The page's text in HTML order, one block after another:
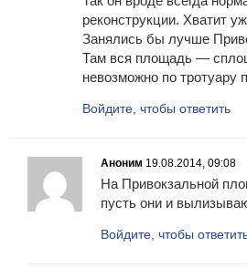
реконструкции. Хватит
Занялись бы лучше
Там вся площадь —
невозможно по тротуару
Войдите, чтобы ответить
Аноним 19.08.2014, 09:08
На Привокзальной
пусть они и
Войдите, чтобы